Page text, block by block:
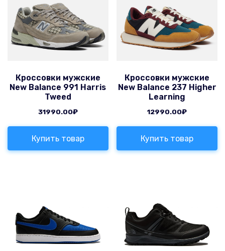
Кроссовки мужские
New Balance 991 Harris
Tweed
31990.00₽
Купить товар
Кроссовки мужские
New Balance 237 Higher
Learning
12990.00₽
Купить товар